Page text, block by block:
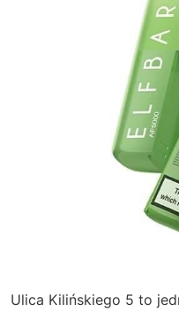
Ulica Kilińskiego 5 to